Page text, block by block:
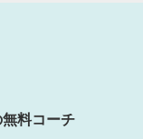
料コーチ